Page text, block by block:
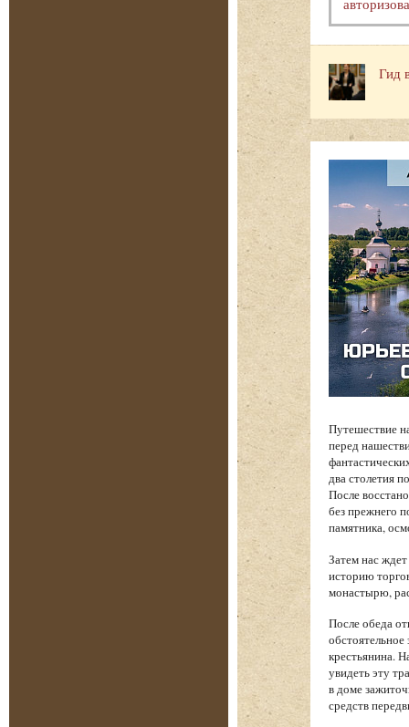
Гид
Путешествие
перед
два столетия
После
без прежнего
памятника,
Затем нас
историю
монастырю,
После обеда
крестьянина.
увидеть эту
в доме
средств